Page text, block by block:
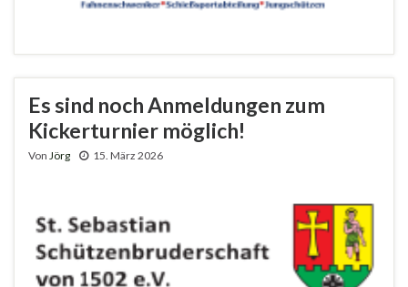
Es sind noch Anmeldungen zum
Kickerturnier möglich!
Von Jörg 15. März 2026